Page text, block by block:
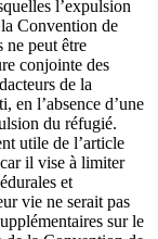
l’expulsion
Convention de
ne peut être
conjointe des
de la
en l’absence d’une
du réfugié.
utile de l’article
il vise à limiter
et
vie ne serait pas
sur le